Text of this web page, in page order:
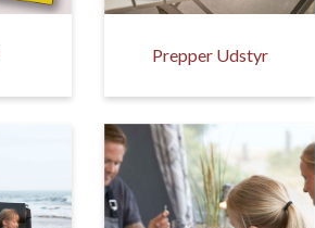
Prepper Udstyr